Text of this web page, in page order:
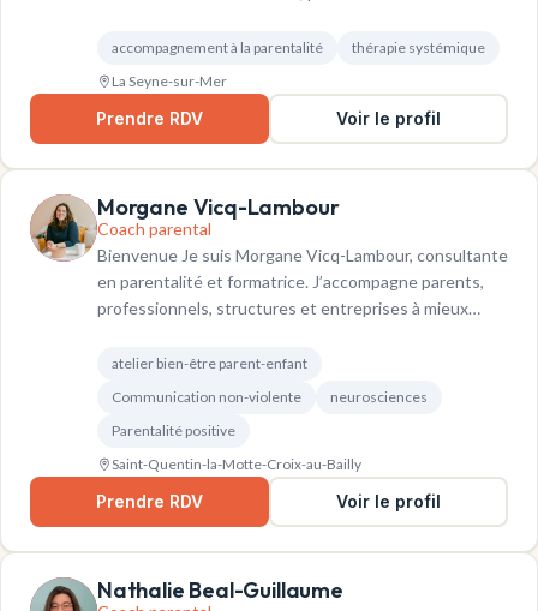
accompagnement à la parentalité
thérapie systémique
La Seyne-sur-Mer
Prendre RDV Voir le profil
Morgane Vicq-Lambour
Coach parental
Bienvenue Je suis Morgane Vicq-Lambour, consultante
en parentalité et formatrice. J’accompagne parents,
professionnels, structures et entreprises à mieux…
atelier bien-être parent-enfant
Communication non-violente
neurosciences
Parentalité positive
Saint-Quentin-la-Motte-Croix-au-Bailly
Prendre RDV Voir le profil
Nathalie Beal-Guillaume